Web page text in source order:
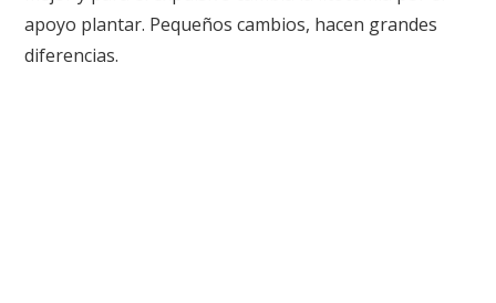
apoyo plantar. Pequeños cambios, hacen grandes
diferencias.